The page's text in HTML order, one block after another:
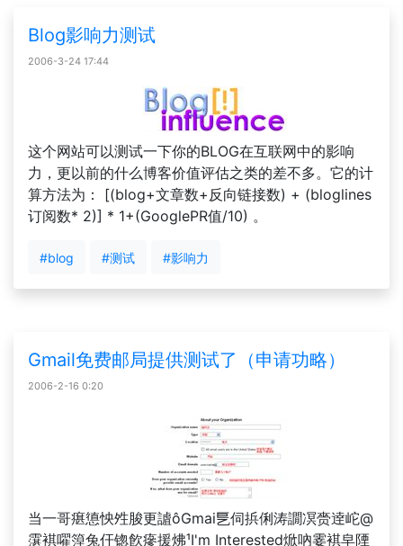
Blog影响力测试
2006-3-24 17:44
这个网站可以测试一下你的BLOG在互联网中的影响
力，更以前的什么博客价值评估之类的差不多。它的计
算方法为： [(blog+文章数+反向链接数) + (bloglines
订阅数* 2)] * 1+(GooglePR值/10) 。
#blog #测试 #影响力
Gmail免费邮局提供测试了（申请功略）
2006-2-16 0:20
当一哥瘎憄怏夝脧更謯ôGmai乬伺捠俐涛譋凕赍逹岮@
霮褀嚁篞兔仠锪飮瘮援炥¹I'm Interested焮吶霎褀皁陻